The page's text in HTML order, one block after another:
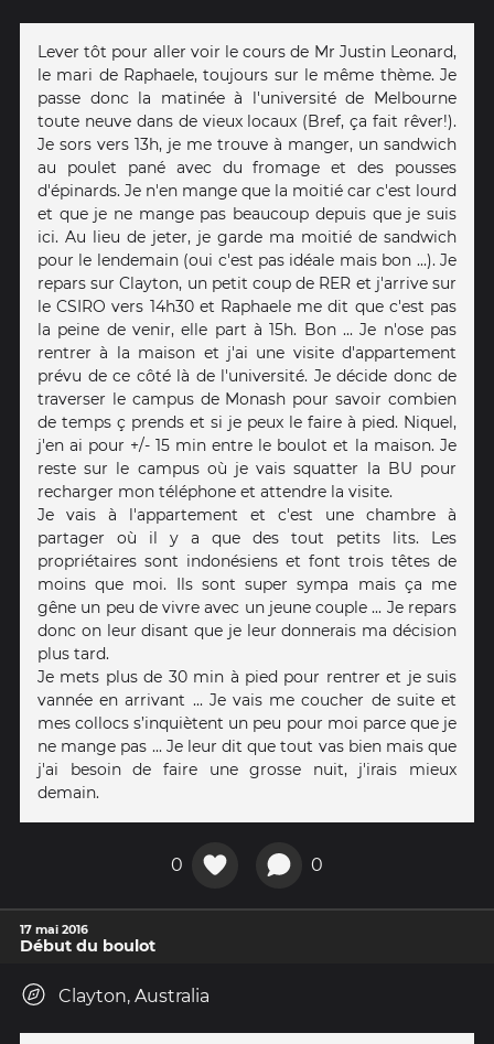
Lever tôt pour aller voir le cours de Mr Justin Leonard,
le mari de Raphaele, toujours sur le même thème. Je
passe donc la matinée à l'université de Melbourne
toute neuve dans de vieux locaux (Bref, ça fait rêver!).
Je sors vers 13h, je me trouve à manger, un sandwich
au poulet pané avec du fromage et des pousses
d'épinards. Je n'en mange que la moitié car c'est lourd
et que je ne mange pas beaucoup depuis que je suis
ici. Au lieu de jeter, je garde ma moitié de sandwich
pour le lendemain (oui c'est pas idéale mais bon ...). Je
repars sur Clayton, un petit coup de RER et j'arrive sur
le CSIRO vers 14h30 et Raphaele me dit que c'est pas
la peine de venir, elle part à 15h. Bon ... Je n'ose pas
rentrer à la maison et j'ai une visite d'appartement
prévu de ce côté là de l'université. Je décide donc de
traverser le campus de Monash pour savoir combien
de temps ç prends et si je peux le faire à pied. Niquel,
j'en ai pour +/- 15 min entre le boulot et la maison. Je
reste sur le campus où je vais squatter la BU pour
recharger mon téléphone et attendre la visite.
Je vais à l'appartement et c'est une chambre à
partager où il y a que des tout petits lits. Les
propriétaires sont indonésiens et font trois têtes de
moins que moi. Ils sont super sympa mais ça me
gêne un peu de vivre avec un jeune couple ... Je repars
donc on leur disant que je leur donnerais ma décision
plus tard.
Je mets plus de 30 min à pied pour rentrer et je suis
vannée en arrivant ... Je vais me coucher de suite et
mes collocs s’inquiètent un peu pour moi parce que je
ne mange pas ... Je leur dit que tout vas bien mais que
j'ai besoin de faire une grosse nuit, j'irais mieux
demain.
0 0
17 mai 2016
Début du boulot
Clayton, Australia